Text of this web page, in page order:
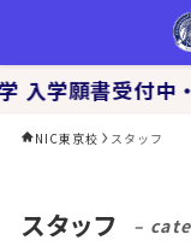
学願書受付中
NIC東京校 スタッフ
スタッフ –